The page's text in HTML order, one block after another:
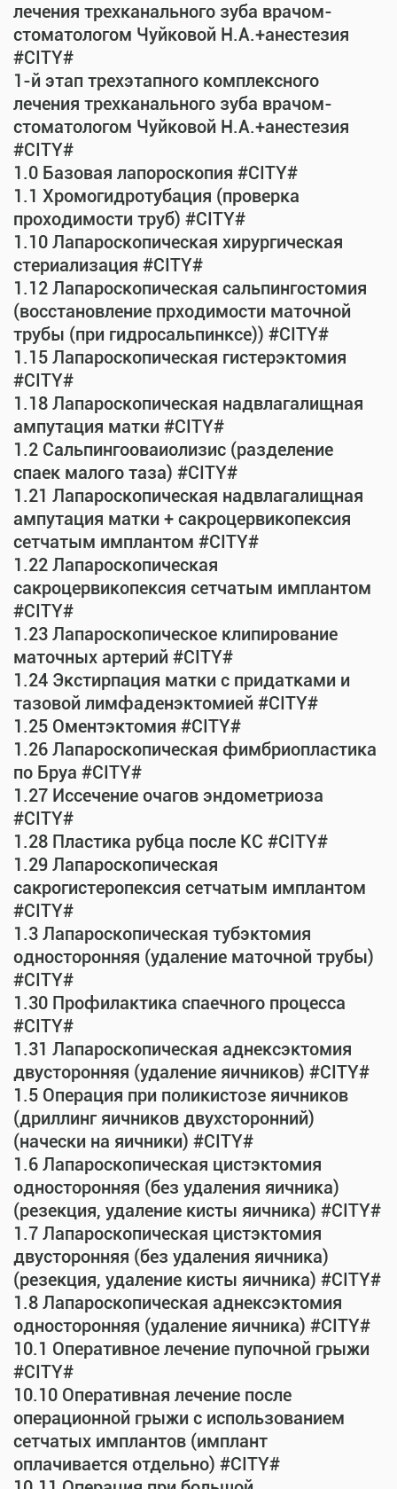
лечения трехканального зуба врачом-
стоматологом Чуйковой Н.А.+анестезия
#CITY#
1-й этап трехэтапного комплексного
лечения трехканального зуба врачом-
стоматологом Чуйковой Н.А.+анестезия
#CITY#
1.0 Базовая лапороскопия #CITY#
1.1 Хромогидротубация (проверка
проходимости труб) #CITY#
1.10 Лапароскопическая хирургическая
стериализация #CITY#
1.12 Лапароскопическая сальпингостомия
(восстановление прходимости маточной
трубы (при гидросальпинксе)) #CITY#
1.15 Лапароскопическая гистерэктомия
#CITY#
1.18 Лапароскопическая надвлагалищная
ампутация матки #CITY#
1.2 Сальпингооваиолизис (разделение
спаек малого таза) #CITY#
1.21 Лапароскопическая надвлагалищная
ампутация матки + сакроцервикопексия
сетчатым имплантом #CITY#
1.22 Лапароскопическая
сакроцервикопексия сетчатым имплантом
#CITY#
1.23 Лапароскопическое клипирование
маточных артерий #CITY#
1.24 Экстирпация матки с придатками и
тазовой лимфаденэктомией #CITY#
1.25 Оментэктомия #CITY#
1.26 Лапароскопическая фимбриопластика
по Бруа #CITY#
1.27 Иссечение очагов эндометриоза
#CITY#
1.28 Пластика рубца после КС #CITY#
1.29 Лапароскопическая
сакрогистеропексия сетчатым имплантом
#CITY#
1.3 Лапароскопическая тубэктомия
односторонняя (удаление маточной трубы)
#CITY#
1.30 Профилактика спаечного процесса
#CITY#
1.31 Лапароскопическая аднексэктомия
двусторонняя (удаление яичников) #CITY#
1.5 Операция при поликистозе яичников
(дриллинг яичников двухсторонний)
(начески на яичники) #CITY#
1.6 Лапароскопическая цистэктомия
односторонняя (без удаления яичника)
(резекция, удаление кисты яичника) #CITY#
1.7 Лапароскопическая цистэктомия
двусторонняя (без удаления яичника)
(резекция, удаление кисты яичника) #CITY#
1.8 Лапароскопическая аднексэктомия
односторонняя (удаление яичника) #CITY#
10.1 Оперативное лечение пупочной грыжи
#CITY#
10.10 Оперативная лечение после
операционной грыжи с использованием
сетчатых имплантов (имплант
оплачивается отдельно) #CITY#